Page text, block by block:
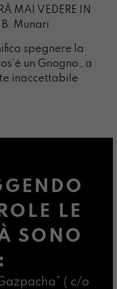
MAI VEDERE IN
B. Munari
spegnere la
un Gnogno…a
inaccettabile
LE
SONO
( c/o